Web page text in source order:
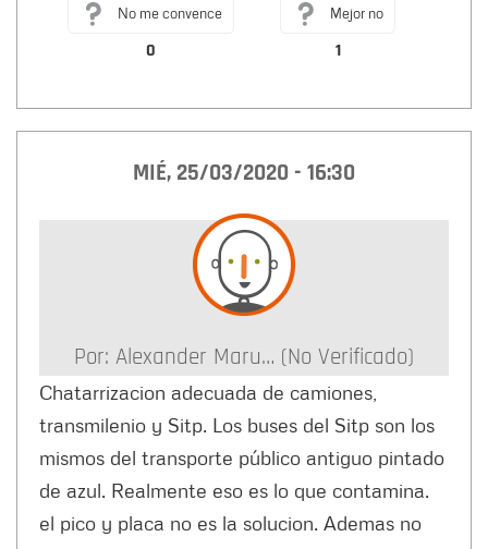
No me convence
0
Mejor no
1
MIÉ, 25/03/2020 - 16:30
Por: Alexander Maru… (no Verificado)
Chatarrizacion adecuada de camiones,
transmilenio y Sitp. Los buses del Sitp son los
mismos del transporte público antiguo pintado
de azul. Realmente eso es lo que contamina.
el pico y placa no es la solucion. Ademas no